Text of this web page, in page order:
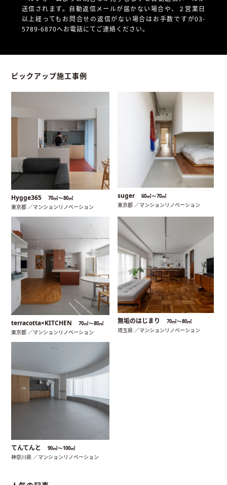
送信されます。自動返信メールが届かない場合や、
２営業日
以上経ってもお問合せの返信がない場合はお手数ですが03-
5789-6870へお電話にてご連絡ください。
ピックアップ施工事例
Hygge365 70㎡〜80㎡
東京都 ／マンションリノベーション
suger 60㎡〜70㎡
東京都 ／マンションリノベーション
terracotta×KITCHEN 70㎡〜80㎡
東京都 ／マンションリノベーション
無垢のはじまり 70㎡〜80㎡
埼玉県 ／マンションリノベーション
てんてんと 90㎡〜100㎡
神奈川県 ／マンションリノベーション